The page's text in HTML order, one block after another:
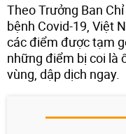
Theo Trưởng Ban
bệnh Covid-19, Việt
các điểm được tạm
những điểm bị coi là
vùng, dập dịch ngay.